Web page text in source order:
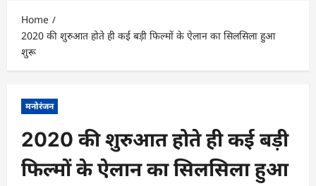
Home
2020 की शुरुआत होते ही कई बड़ी फिल्मों के ऐलान का सिलसिला हुआ
शुरू
मनोरंजन
2020 की शुरुआत होते ही कई बड़ी
फिल्मों के ऐलान का सिलसिला हुआ